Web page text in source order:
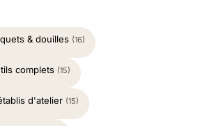
& douilles (16)
complets (15)
d'atelier (15)